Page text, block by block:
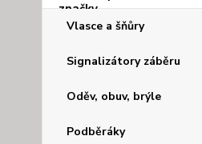
Vlasce a šňůry
Signalizátory záběru
Oděv, obuv, brýle
Podběráky